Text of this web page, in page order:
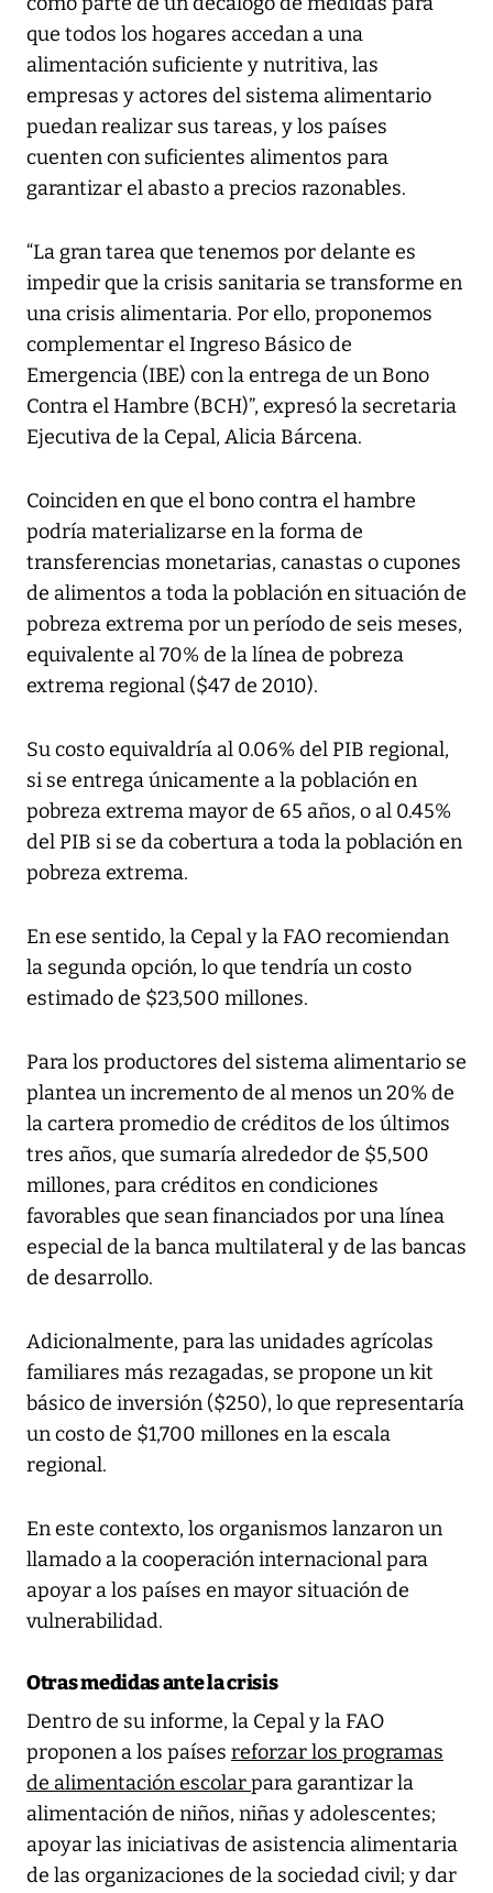
que todos los hogares accedan a una
alimentación suficiente y nutritiva, las
empresas y actores del sistema alimentario
puedan realizar sus tareas, y los países
cuenten con suficientes alimentos para
garantizar el abasto a precios razonables.
“La gran tarea que tenemos por delante es
impedir que la crisis sanitaria se transforme en
una crisis alimentaria. Por ello, proponemos
complementar el Ingreso Básico de
Emergencia (IBE) con la entrega de un Bono
Contra el Hambre (BCH)”, expresó la secretaria
Ejecutiva de la Cepal, Alicia Bárcena.
Coinciden en que el bono contra el hambre
podría materializarse en la forma de
transferencias monetarias, canastas o cupones
de alimentos a toda la población en situación de
pobreza extrema por un período de seis meses,
equivalente al 70% de la línea de pobreza
extrema regional ($47 de 2010).
Su costo equivaldría al 0.06% del PIB regional,
si se entrega únicamente a la población en
pobreza extrema mayor de 65 años, o al 0.45%
del PIB si se da cobertura a toda la población en
pobreza extrema.
En ese sentido, la Cepal y la FAO recomiendan
la segunda opción, lo que tendría un costo
estimado de $23,500 millones.
Para los productores del sistema alimentario se
plantea un incremento de al menos un 20% de
la cartera promedio de créditos de los últimos
tres años, que sumaría alrededor de $5,500
millones, para créditos en condiciones
favorables que sean financiados por una línea
especial de la banca multilateral y de las bancas
de desarrollo.
Adicionalmente, para las unidades agrícolas
familiares más rezagadas, se propone un kit
básico de inversión ($250), lo que representaría
un costo de $1,700 millones en la escala
regional.
En este contexto, los organismos lanzaron un
llamado a la cooperación internacional para
apoyar a los países en mayor situación de
vulnerabilidad.
Otras medidas ante la crisis
Dentro de su informe, la Cepal y la FAO
proponen a los países reforzar los programas
de alimentación escolarpara garantizar la
alimentación de niños, niñas y adolescentes;
apoyar las iniciativas de asistencia alimentaria
de las organizaciones de la sociedad civil; y dar